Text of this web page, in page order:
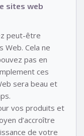
sites web
peut-être
Web. Cela ne
pas en
ces
sera beau et
vos produits et
d’accroître
de votre